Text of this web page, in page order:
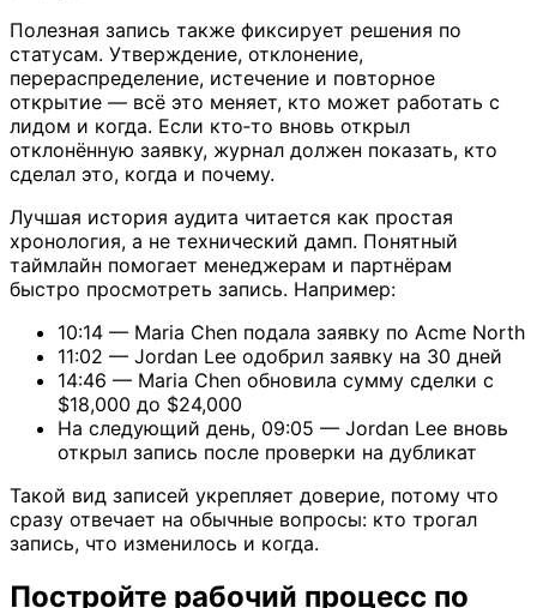
Полезная запись также фиксирует решения по
статусам. Утверждение, отклонение,
перераспределение, истечение и повторное
открытие — всё это меняет, кто может работать с
лидом и когда. Если кто‑то вновь открыл
отклонённую заявку, журнал должен показать, кто
сделал это, когда и почему.
Лучшая история аудита читается как простая
хронология, а не технический дамп. Понятный
таймлайн помогает менеджерам и партнёрам
быстро просмотреть запись. Например:
10:14 — Maria Chen подала заявку по Acme North
11:02 — Jordan Lee одобрил заявку на 30 дней
14:46 — Maria Chen обновила сумму сделки с
$18,000 до $24,000
На следующий день, 09:05 — Jordan Lee вновь
открыл запись после проверки на дубликат
Такой вид записей укрепляет доверие, потому что
сразу отвечает на обычные вопросы: кто трогал
запись, что изменилось и когда.
Постройте рабочий процесс по